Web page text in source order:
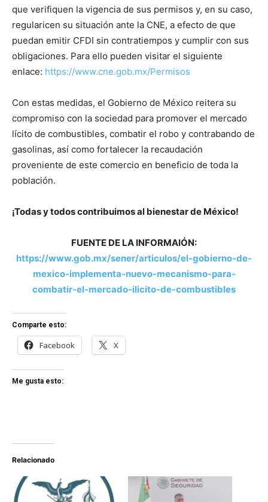
que verifiquen la vigencia de sus permisos y, en su caso,
regularicen su situación ante la CNE, a efecto de que
puedan emitir CFDI sin contratiempos y cumplir con sus
obligaciones. Para ello pueden visitar el siguiente
enlace: https://www.cne.gob.mx/Permisos
Con estas medidas, el Gobierno de México reitera su
compromiso con la sociedad para promover el mercado
lícito de combustibles, combatir el robo y contrabando de
gasolinas, así como fortalecer la recaudación
proveniente de este comercio en beneficio de toda la
población.
¡Todas y todos contribuimos al bienestar de México!
FUENTE DE LA INFORMAIÓN:
https://www.gob.mx/sener/articulos/el-gobierno-de-
mexico-implementa-nuevo-mecanismo-para-
combatir-el-mercado-ilicito-de-combustibles
Comparte esto:
Facebook X
Me gusta esto:
Relacionado